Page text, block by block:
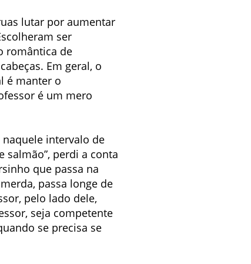
lutar por aumentar
ser
romântica de
Em geral, o
é manter o
é um mero
naquele intervalo de
salmão”, perdi a conta
que passa na
passa longe de
pelo lado dele,
seja competente
se precisa se